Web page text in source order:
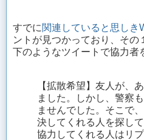
すでに関連していると思しき
ントが見つかっており、その
下のようなツイートで協力者
【拡散希望】友人が、
ました。しかし、警察
ませんでした。そこで
決してくれる人を探し
協力してくれる人はリ